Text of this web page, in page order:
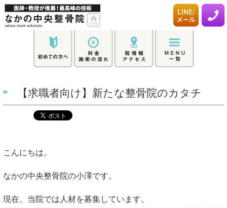
【求職者向け】新たな整骨院のカタチ
こんにちは。
なかの中央整骨院の小澤です。
現在、当院では人材を募集しています。